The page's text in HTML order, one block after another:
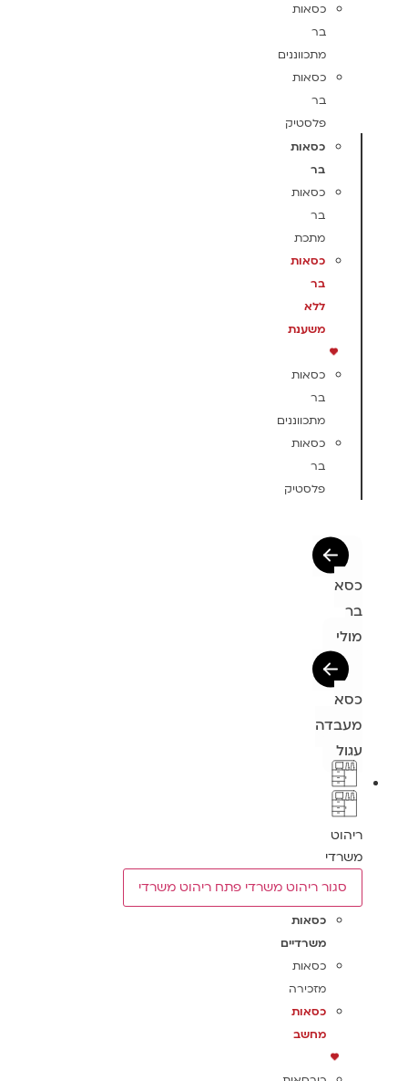
כסאות
בר
מתכווננים
כסאות
בר
פלסטיק
כסאות
בר
כסאות
בר
מתכת
כסאות
בר
ללא
משענת
כסאות
בר
מתכווננים
כסאות
בר
פלסטיק
כסא
בר
מולי
כסא
מעבדה
עגול
ריהוט
משרדי
סגור ריהוט משרדי פתח ריהוט משרדי
כסאות
משרדיים
כסאות
מזכירה
כסאות
מחשב